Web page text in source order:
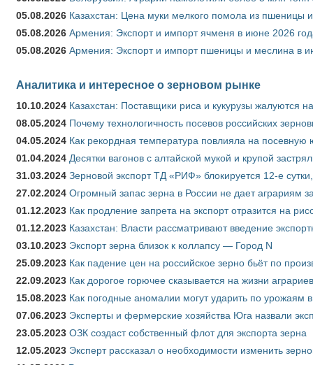
05.08.2026 Казахстан: Цена муки мелкого помола из пшеницы
05.08.2026 Армения: Экспорт и импорт ячменя в июне 2026
05.08.2026 Армения: Экспорт и импорт пшеницы и меслина в
Аналитика и интересное о зерновом рынке
10.10.2024 Казахстан: Поставщики риса и кукурузы жалуются
08.05.2024 Почему технологичность посевов российских
04.05.2024 Как рекордная температура повлияла на
01.04.2024 Десятки вагонов с алтайской мукой и крупой
31.03.2024 Зерновой экспорт ТД «РИФ» блокируется 12-е
27.02.2024 Огромный запас зерна в России не дает аграриям
01.12.2023 Как продление запрета на экспорт отразится на
01.12.2023 Казахстан: Власти рассматривают введение
03.10.2023 Экспорт зерна близок к коллапсу — Город N
25.09.2023 Как падение цен на российское зерно бьёт по
22.09.2023 Как дорогое горючее сказывается на жизни аграриев
15.08.2023 Как погодные аномалии могут ударить по урожаям
07.06.2023 Эксперты и фермерские хозяйства Юга назвали
23.05.2023 ОЗК создаст собственный флот для экспорта зерна
12.05.2023 Эксперт рассказал о необходимости изменить